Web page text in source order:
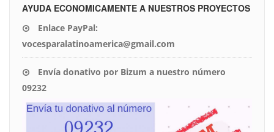
AYUDA ECONOMICAMENTE A NUESTROS PROYECTOS
Enlace PayPal:
vocesparalatinoamerica@gmail.com
Envía donativo por Bizum a nuestro número
09232